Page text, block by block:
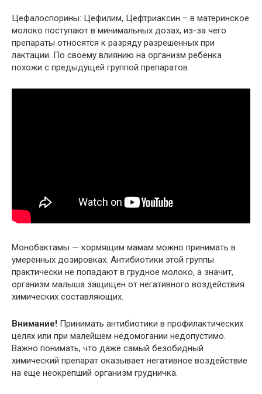
Цефалоспорины: Цефилим, Цефтриаксин – в материнское
молоко поступают в минимальных дозах, из-за чего
препараты относятся к разряду разрешенных при
лактации. По своему влиянию на организм ребенка
похожи с предыдущей группой препаратов.
Монобактамы — кормящим мамам можно принимать в
умеренных дозировках. Антибиотики этой группы
практически не попадают в грудное молоко, а значит,
организм малыша защищен от негативного воздействия
химических составляющих.
Внимание! Принимать антибиотики в профилактических
целях или при малейшем недомогании недопустимо.
Важно понимать, что даже самый безобидный
химический препарат оказывает негативное воздействие
на еще неокрепший организм грудничка.